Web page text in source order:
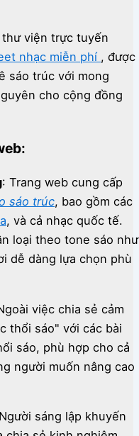
thư viện trực tuyến
nhạc miễn phí , được
sáo trúc với mong
cho cộng đồng
: Trang web cung cấp
sáo trúc, bao gồm các
, và cả nhạc quốc tế.
loại theo tone sáo như
dễ dàng lựa chọn phù
việc chia sẻ cảm
thổi sáo" với các bài
sáo, phù hợp cho cả
người muốn nâng cao
Người sáng lập khuyến